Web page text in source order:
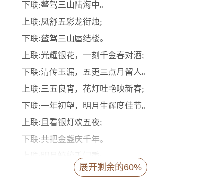
下联:鳌驾三山陆海中。
上联:凤舒五彩龙衔烛;
下联:鳌驾三山蜃结楼。
上联:光耀银花，一刻千金春对酒;
下联:清传玉漏，五更三点月留人。
上联:三五良宵，花灯吐艳映新春;
下联:一年初望，明月生辉度佳节。
上联:且看银灯欢五夜;
下联:共把金盏庆千年。
上联:明月皎皎千门秀;
下联:华灯盏盏万户春。
展开剩余的60%